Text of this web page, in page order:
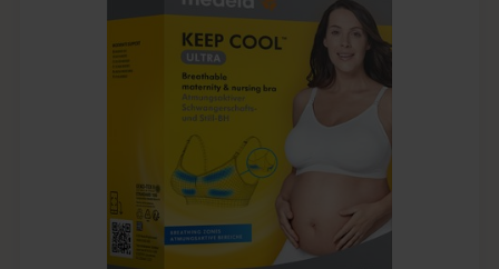
Lista: . Innehåller 2 objekt.